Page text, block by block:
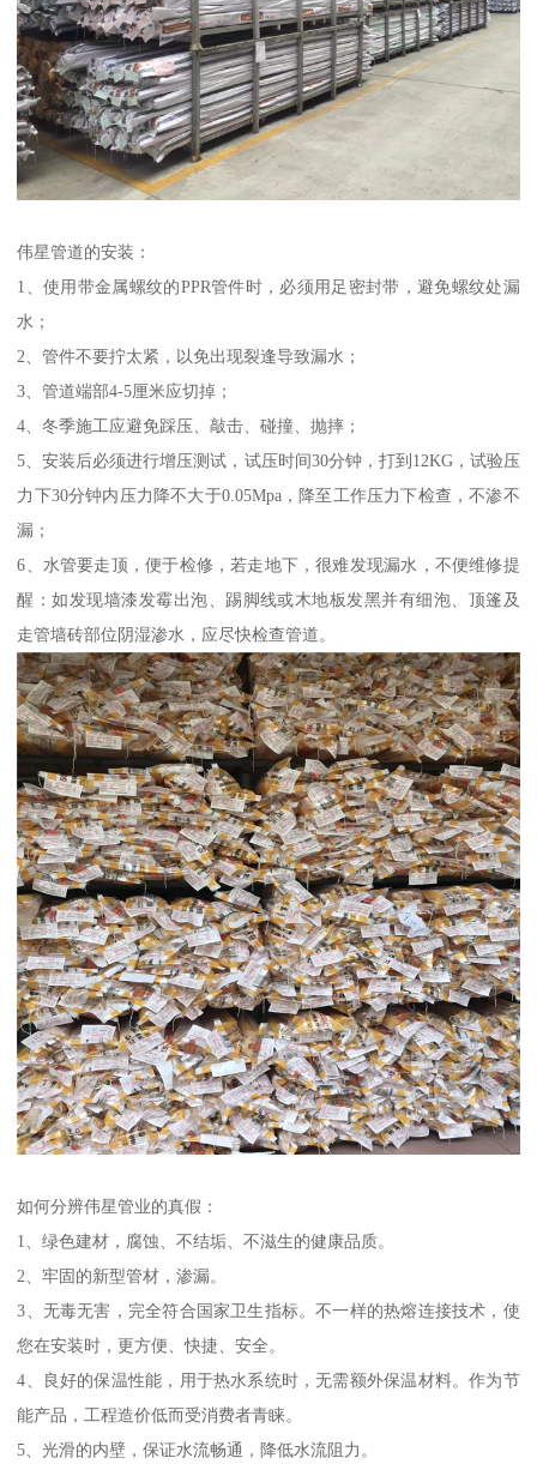
伟星管道的安装：
1、使用带金属螺纹的PPR管件时，必须用足密封带，避免螺纹处漏
水；
2、管件不要拧太紧，以免出现裂逢导致漏水；
3、管道端部4-5厘米应切掉；
4、冬季施工应避免踩压、敲击、碰撞、抛摔；
5、安装后必须进行增压测试，试压时间30分钟，打到12KG，试验压
力下30分钟内压力降不大于0.05Mpa，降至工作压力下检查，不渗不
漏；
6、水管要走顶，便于检修，若走地下，很难发现漏水，不便维修提
醒：如发现墙漆发霉出泡、踢脚线或木地板发黑并有细泡、顶篷及
走管墙砖部位阴湿渗水，应尽快检查管道。
如何分辨伟星管业的真假：
1、绿色建材，腐蚀、不结垢、不滋生的健康品质。
2、牢固的新型管材，渗漏。
3、无毒无害，完全符合国家卫生指标。不一样的热熔连接技术，使
您在安装时，更方便、快捷、安全。
4、良好的保温性能，用于热水系统时，无需额外保温材料。作为节
能产品，工程造价低而受消费者青睐。
5、光滑的内壁，保证水流畅通，降低水流阻力。